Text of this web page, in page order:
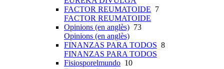
FACTOR REUMATOIDE 7
FACTOR REUMATOIDE
Opinions (en anglès) 73
Opinions (en anglès)
FINANZAS PARA TODOS 8
FINANZAS PARA TODOS
Fisiosporelmundo 10